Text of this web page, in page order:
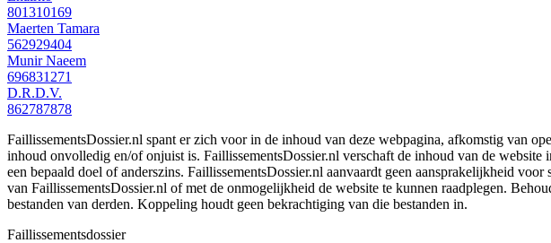
801310169
Maerten Tamara
562929404
Munir Naeem
696831271
D.R.D.V.
862787878
FaillissementsDossier.nl spant er zich voor in de inhoud van deze webpagina, afkomstig van
inhoud onvolledig en/of onjuist is. FaillissementsDossier.nl verschaft de inhoud van de
een bepaald doel of anderszins. FaillissementsDossier.nl aanvaardt geen aansprakelijkheid
van FaillissementsDossier.nl of met de onmogelijkheid de website te kunnen raadplegen.
bestanden van derden. Koppeling houdt geen bekrachtiging van die bestanden in.
Faillissementsdossier